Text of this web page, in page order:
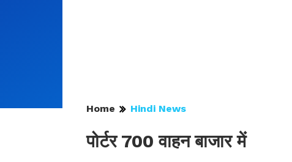
Home Hindi News
पोर्टर 700 वाहन बाजार में